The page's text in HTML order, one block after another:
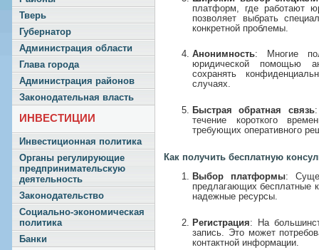
Тверь
Губернатор
Администрация области
Глава города
Администрация районов
Законодательная власть
ИНВЕСТИЦИИ
Инвестиционная политика
Органы регулирующие
предпринимательскую
деятельность
Законодательство
Социально-экономическая
политика
Банки
платформ, где работают
позволяет выбрать
конкретной проблемы.
Анонимность: Многие
юридической помощью
сохранять
случаях.
Быстрая обратная связь:
течение короткого
требующих оперативного
Как получить бесплатную
Выбор платформы:
предлагающих бесплатные
надежные ресурсы.
Регистрация: На
запись. Это может
контактной информации.